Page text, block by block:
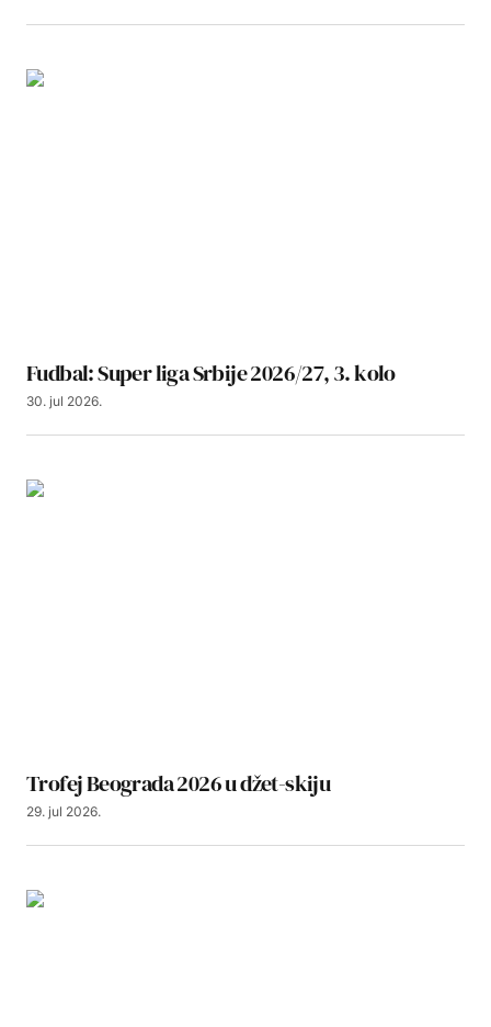
Fudbal: Super liga Srbije 2026/27, 3. kolo
30. jul 2026.
Trofej Beograda 2026 u džet-skiju
29. jul 2026.